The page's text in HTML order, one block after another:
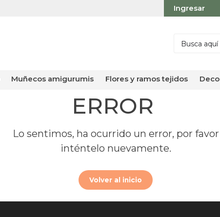
Ingresar
muñecos amigurumis flores y ramos tejidos deco
ERROR
Lo sentimos, ha ocurrido un error, por favor
inténtelo nuevamente.
Volver al inicio